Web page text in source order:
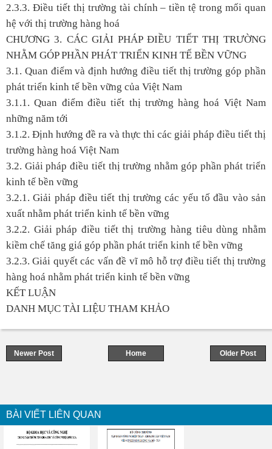
2.3.3. Điều tiết thị trường tài chính – tiền tệ trong mối quan
hệ với thị trường hàng hoá
CHƯƠNG 3. CÁC GIẢI PHÁP ĐIỀU TIẾT THỊ TRƯỜNG
NHẰM GÓP PHẦN PHÁT TRIỂN KINH TẾ BỀN VỮNG
3.1. Quan điểm và định hướng điều tiết thị trường góp phần
phát triển kinh tế bền vững của Việt Nam
3.1.1. Quan điểm điều tiết thị trường hàng hoá Việt Nam
những năm tới
3.1.2. Định hướng đề ra và thực thi các giải pháp điều tiết thị
trường hàng hoá Việt Nam
3.2. Giải pháp điều tiết thị trường nhằm góp phần phát triển
kinh tế bền vững
3.2.1. Giải pháp điều tiết thị trường các yếu tố đầu vào sản
xuất nhằm phát triển kinh tế bền vững
3.2.2. Giải pháp điều tiết thị trường hàng tiêu dùng nhằm
kiềm chế tăng giá góp phần phát triển kinh tế bền vững
3.2.3. Giải quyết các vấn đề vĩ mô hỗ trợ điều tiết thị trường
hàng hoá nhằm phát triển kinh tế bền vững
KẾT LUẬN
DANH MỤC TÀI LIỆU THAM KHẢO
Newer Post Older Post
Home
BÀI VIẾT LIÊN QUAN